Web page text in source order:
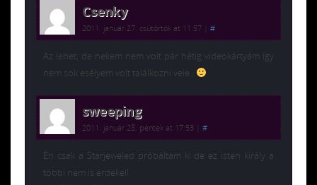
Csenky
2011. január 27. csütörtök at 11:57 #
Az lehet, de nekem nem volt pár hétig videokártyám így
nem sok esélyem volt találkozni vele..
sweeping
2011. január 28. péntek at 17:53 #
Én csak a Starjeweled próbáltam ki de ez isten király a
többi nem is érdekel!